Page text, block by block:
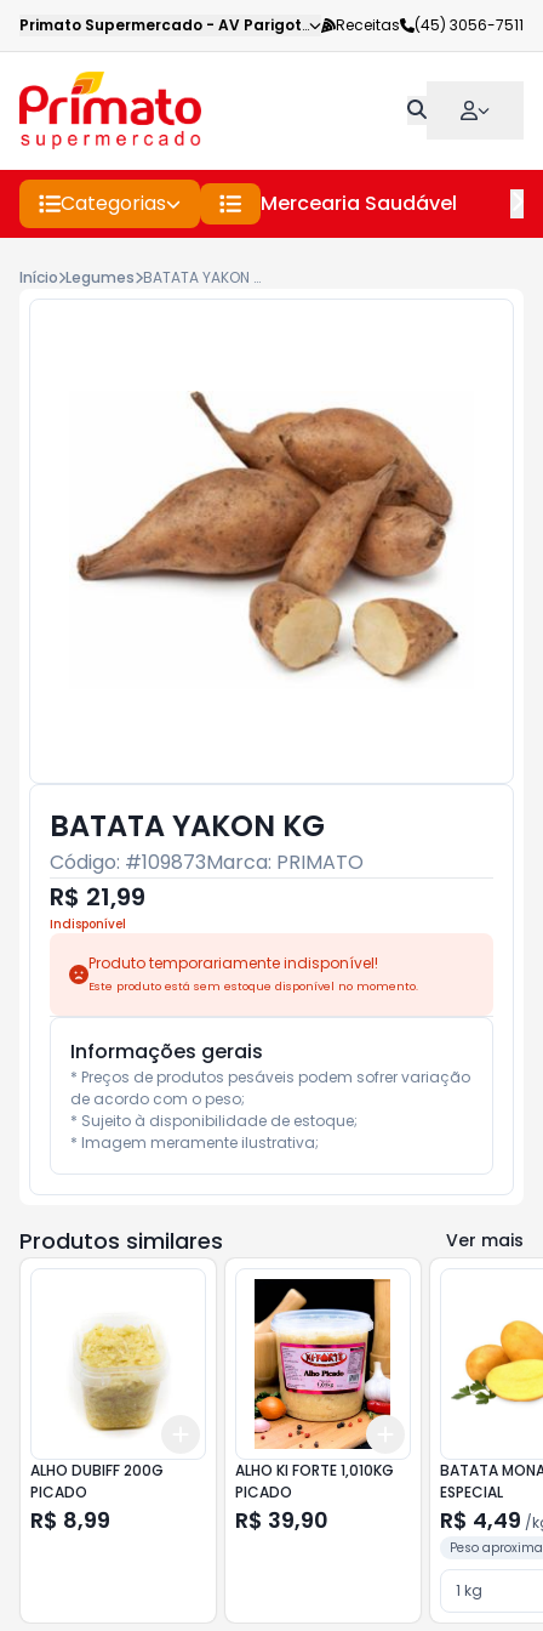
Primato Supermercado - AV Parigot de Souza,Toledo-PR
Receitas (45) 3056-7511
Categorias Mercearia Saudável
Início Legumes BATATA YAKON KG
BATATA YAKON KG
Código: #109873Marca: PRIMATO
R$ 21,99
Indisponível
Produto temporariamente indisponível!
Este produto está sem estoque disponível no momento.
Informações gerais
* Preços de produtos pesáveis podem sofrer variação
de acordo com o peso;
* Sujeito à disponibilidade de estoque;
* Imagem meramente ilustrativa;
Produtos similares Ver mais
5 +10
ALHO DUBIFF 200G
PICADO
R$ 8,99
Add
ALHO KI FORTE 1,010KG
PICADO
R$ 39,90
BATATA
ESPECIAL
R$ 4,49 /
Peso
unidade
1 kg